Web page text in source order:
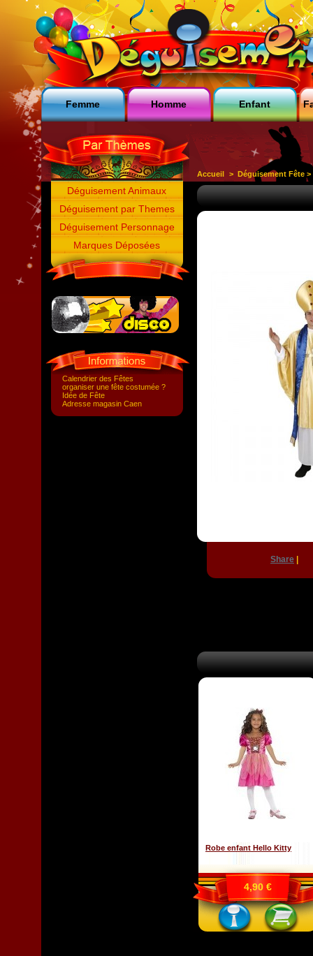
Femme Homme Enfant
Déguisement Animaux
Déguisement par Themes
Déguisement Personnage
Marques Déposées
Calendrier des Fêtes
organiser une fête costumée ?
Idée de Fête
Adresse magasin Caen
Accueil > Déguisement Fête >
Share
Robe enfant Hello Kitty
4,90 €